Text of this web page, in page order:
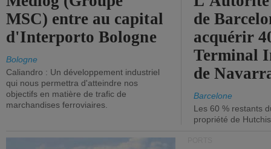
MSC) entre au capital
d'Interporto Bologne
Bologne
Caliandro : Un développement industriel
qui nous permettra d'atteindre nos
objectifs en matière de trafic de
marchandises ferroviaires.
de
acquérir
Terminal
de
Barcelone
Les 60 % restants
propriété de